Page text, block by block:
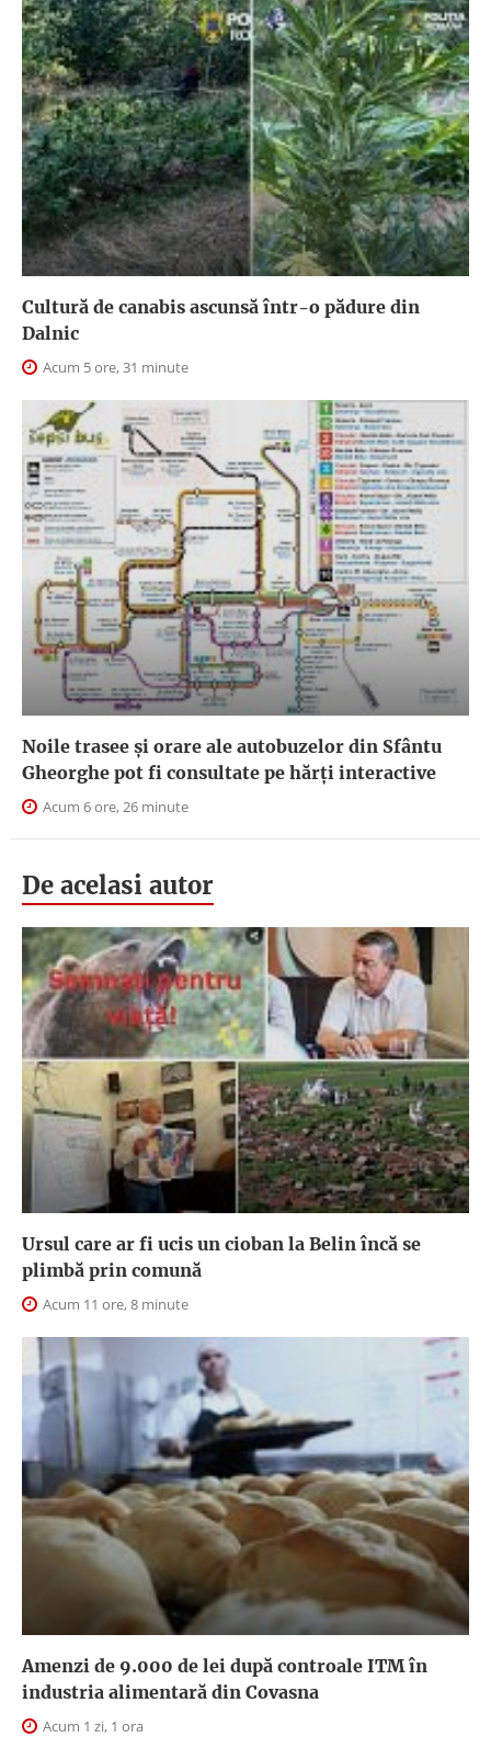
Cultură de canabis ascunsă într-o pădure din
Dalnic
Acum 5 ore, 31 minute
Noile trasee și orare ale autobuzelor din Sfântu
Gheorghe pot fi consultate pe hărți interactive
Acum 6 ore, 26 minute
De acelasi autor
Ursul care ar fi ucis un cioban la Belin încă se
plimbă prin comună
Acum 11 ore, 8 minute
Amenzi de 9.000 de lei după controale ITM în
industria alimentară din Covasna
Acum 1 zi, 1 ora